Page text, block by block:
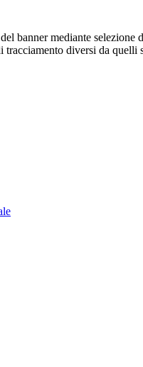
banner mediante
diversi da quelli